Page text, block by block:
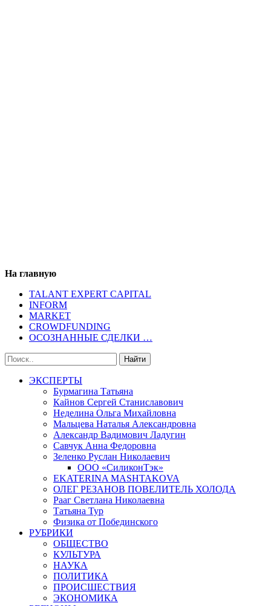
На главную
TALANT EXPERT CAPITAL
INFORM
MARKET
CROWDFUNDING
ОСОЗНАННЫЕ СДЕЛКИ …
ЭКСПЕРТЫ
Бурмагина Татьяна
Кайнов Сергей Станиславович
Неделина Ольга Михайловна
Мальцева Наталья Александровна
Александр Вадимович Ладугин
Савчук Анна Федоровна
Зеленко Руслан Николаевич
ООО «СиликонТэк»
EKATERINA MASHTAKOVA
ОЛЕГ РЕЗАНОВ ПОВЕЛИТЕЛЬ ХОЛОДА
Рааг Светлана Николаевна
Татьяна Тур
Физика от Побединского
РУБРИКИ
ОБЩЕСТВО
КУЛЬТУРА
НАУКА
ПОЛИТИКА
ПРОИСШЕСТВИЯ
ЭКОНОМИКА